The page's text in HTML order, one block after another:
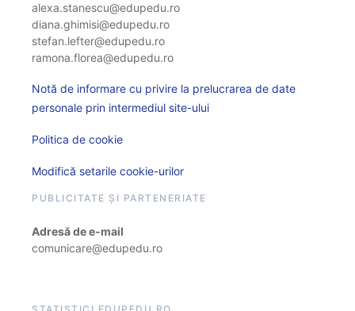
alexa.stanescu@edupedu.ro
diana.ghimisi@edupedu.ro
stefan.lefter@edupedu.ro
ramona.florea@edupedu.ro
Notă de informare cu privire la prelucrarea de date
personale prin intermediul site-ului
Politica de cookie
Modifică setarile cookie-urilor
PUBLICITATE ȘI PARTENERIATE
Adresă de e-mail
comunicare@edupedu.ro